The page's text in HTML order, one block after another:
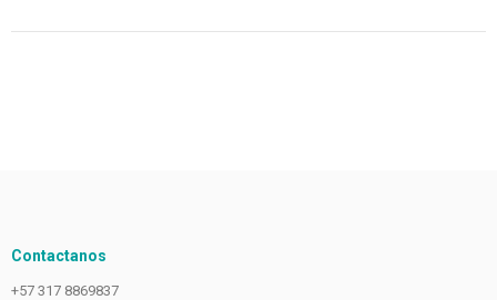
Contactanos
+57 317 8869837